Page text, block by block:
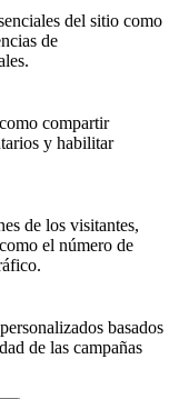
del sitio como
de
compartir
y habilitar
de los visitantes,
el número de
basados
de las campañas